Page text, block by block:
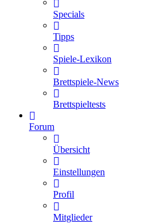
Specials
Tipps
Spiele-Lexikon
Brettspiele-News
Brettspieltests
Forum
Übersicht
Einstellungen
Profil
Mitglieder